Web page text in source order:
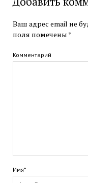
Ваш адрес email не
поля помечены *
Комментарий
Имя*